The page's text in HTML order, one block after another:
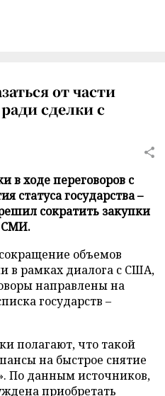
от части
сделки с
в ходе переговоров с
статуса государства –
сократить закупки
СМИ.
объемов
в рамках диалога с США,
направлены на
государств –
полагают, что такой
на быстрое снятие
По данным источников,
приобретать